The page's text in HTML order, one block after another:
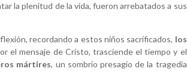
la plenitud de la vida, fueron arrebatados a sus
recordando a estos niños sacrificados, los
el mensaje de Cristo, trasciende el tiempo y el
mártires, un sombrío presagio de la tragedia